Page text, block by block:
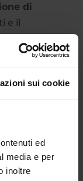
sui cookie
ed
media e per
inoltre
di
e il
degli